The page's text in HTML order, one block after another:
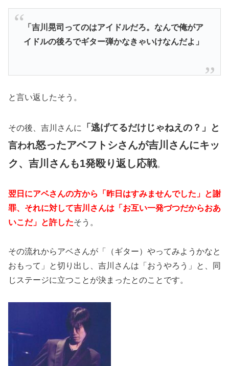
「吉川晃司ってのはアイドルだろ。なんで俺がア
イドルの後ろでギター弾かなきゃいけなんだよ」
と言い返したそう。
その後、吉川さんに
「逃げてるだけじゃねえの？」と
言われ怒ったアベフトシさんが吉川さんにキッ
ク、吉川さんも1発殴り返し応戦。
翌日にアベさんの方から「昨日はすみませんでした」と謝
罪、それに対して吉川さんは「お互い一発づつだからおあ
いこだ」と許したそう。
その流れからアベさんが「（ギター）やってみようかなと
おもって」と切り出し、吉川さんは「おうやろう」と、同
じステージに立つことが決まったとのことです。